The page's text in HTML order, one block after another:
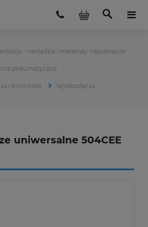
- narzędzia i materiały naprawacze
pneumatyczne
i Końcówki Szybkozłącza
uniwersalne 504CEE